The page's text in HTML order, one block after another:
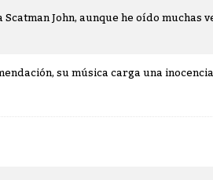
Scatman John, aunque he oído muchas
su música carga una